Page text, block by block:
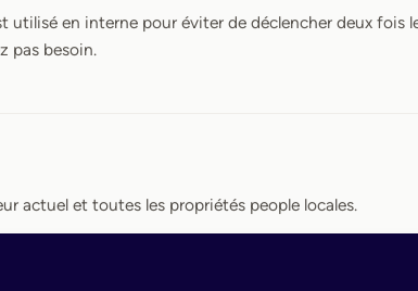
utilisé en interne pour éviter de déclencher deux fois
pas besoin.
actuel et toutes les propriétés people locales.